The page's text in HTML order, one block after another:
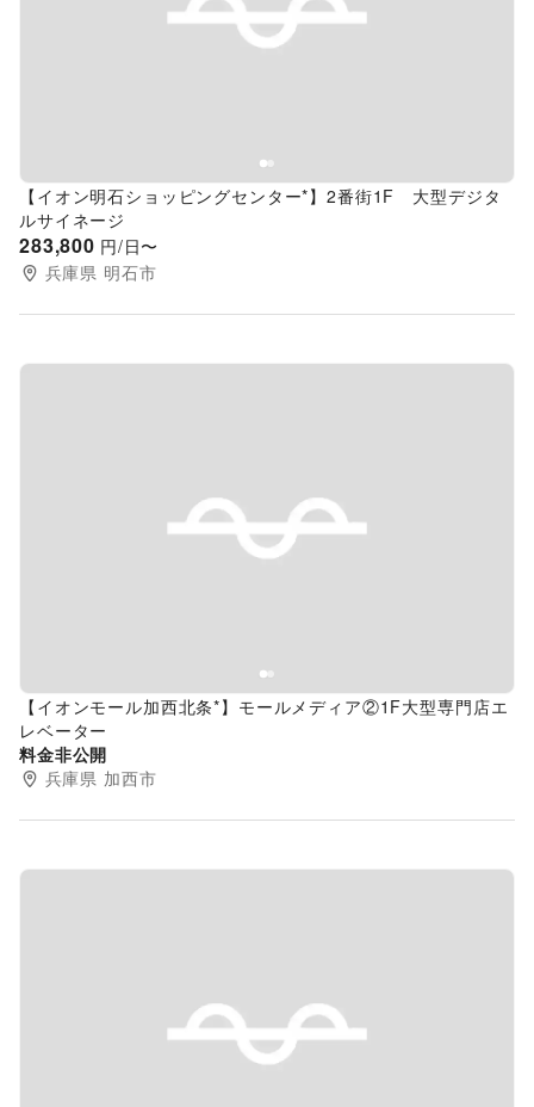
Previous slide
【イオン明石ショッピングセンター*】2番街1F 大型デジタ
ルサイネージ
283,800 円/日〜
兵庫県 明石市
Previous slide
【イオンモール加西北条*】モールメディア②1F大型専門店エ
レベーター
料金非公開
兵庫県 加西市
Previous slide